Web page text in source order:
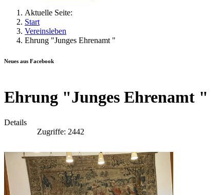
Aktuelle Seite:
Start
Vereinsleben
Ehrung "Junges Ehrenamt "
Neues aus Facebook
Ehrung "Junges Ehrenamt "
Details
Zugriffe: 2442